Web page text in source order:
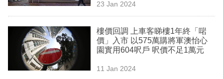
欄
訂
閱
23 Jan 2024
樓價回調 上車客睇樓1年終「啱
價」入市 以575萬購將軍澳怡心
園實用604呎戶 呎價不足1萬元
11 Jan 2024